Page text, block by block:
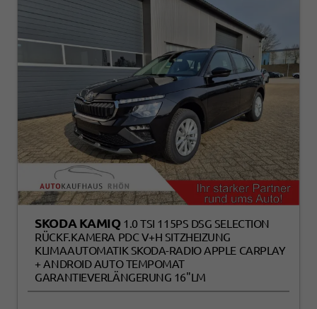
SKODA KAMIQ 1.0 TSI 115PS DSG SELECTION
RÜCKF.KAMERA PDC V+H SITZHEIZUNG
KLIMAAUTOMATIK SKODA-RADIO APPLE CARPLAY
+ ANDROID AUTO TEMPOMAT
GARANTIEVERLÄNGERUNG 16"LM